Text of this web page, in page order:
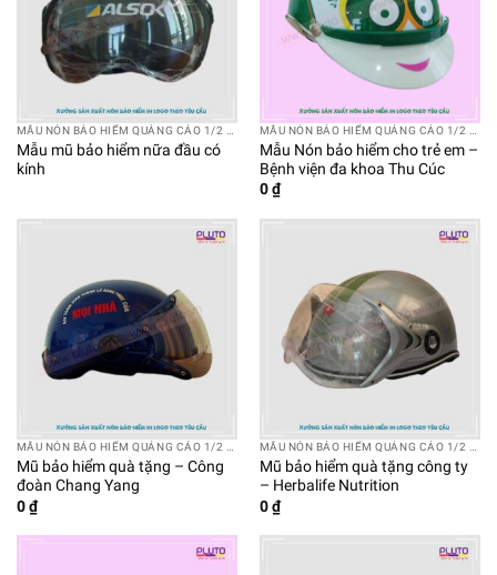
MẪU NÓN BẢO HIỂM QUẢNG CÁO 1/2 CÓ KÍNH
Mẫu mũ bảo hiểm nữa đầu có
kính
MẪU NÓN BẢO HIỂM QUẢNG CÁO 1/2 CÓ KÍNH
Mẫu Nón bảo hiểm cho trẻ em –
Bệnh viện đa khoa Thu Cúc
0₫
MẪU NÓN BẢO HIỂM QUẢNG CÁO 1/2 CÓ KÍNH
Mũ bảo hiểm quà tặng – Công
đoàn Chang Yang
0₫
MẪU NÓN BẢO HIỂM QUẢNG CÁO 1/2 CÓ KÍNH
Mũ bảo hiểm quà tặng công ty
– Herbalife Nutrition
0₫